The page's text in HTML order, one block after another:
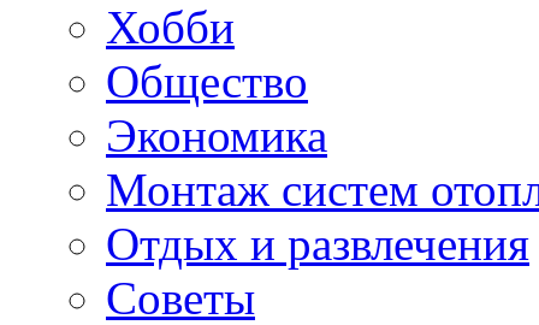
Хобби
Общество
Экономика
Монтаж систем
Отдых и развлечения
Советы